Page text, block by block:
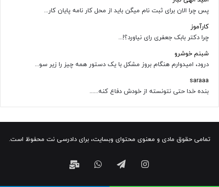
پس چرا الان برای ثبت نام میگن باید از محل کار نامه پایان کار...
کارآموز
چرا دکتر بابک جعفری رای نیاورد؟!...
شبنم خوشرو
درود، امیدوارم هنگام بروز مشکل با یک دستور همه چیز را زیر سو...
saraaa
بنده خدا حتی نتونسته از خودش دفاع کنه......
تمامی حقوق مادی و معنوی محتوای وبسایت، برای دادرسی نت محفوظ است.
اینستاگرامتلگرامواتس ایمیل